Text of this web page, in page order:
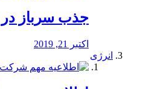
جذب سرباز
اکتبر 21, 2019
انرژی